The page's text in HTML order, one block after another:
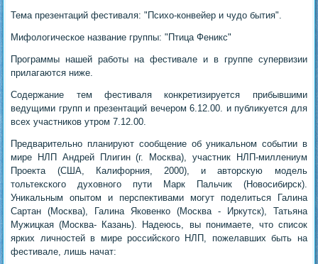
Тема презентаций фестиваля: "Психо-конвейер и чудо бытия".
Мифологическое название группы: "Птица Феникс"
Программы нашей работы на фестивале и в группе супервизии
прилагаются ниже.
Содержание тем фестиваля конкретизируется прибывшими
ведущими групп и презентаций вечером 6.12.00. и публикуется для
всех участников утром 7.12.00.
Предварительно планируют сообщение об уникальном событии в
мире НЛП Андрей Плигин (г. Москва), участник НЛП-миллениум
Проекта (США, Калифорния, 2000), и авторскую модель
тольтекского духовного пути Марк Пальчик (Новосибирск).
Уникальным опытом и перспективами могут поделиться Галина
Сартан (Москва), Галина Яковенко (Москва - Иркутск), Татьяна
Мужицкая (Москва- Казань). Надеюсь, вы понимаете, что список
ярких личностей в мире российского НЛП, пожелавших быть на
фестивале, лишь начат: